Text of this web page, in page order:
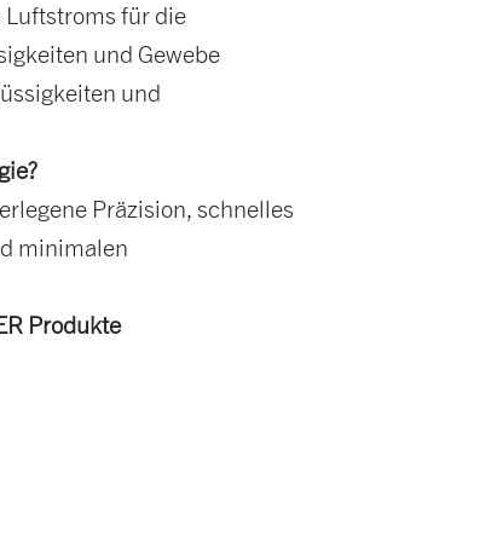
Luftstroms für die
und Gewebe
und
Präzision, schnelles
minimalen
Produkte